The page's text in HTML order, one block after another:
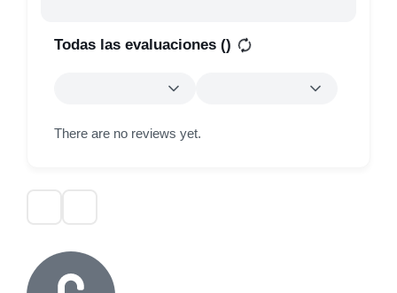
Todas las evaluaciones ()
There are no reviews yet.